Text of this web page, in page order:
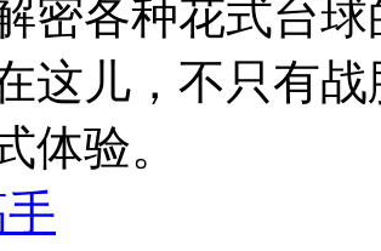
密各种花式台
这儿，不只有
体验。